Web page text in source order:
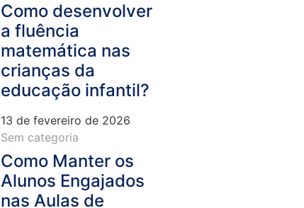
Como desenvolver
a fluência
matemática nas
crianças da
educação infantil?
13 de fevereiro de 2026
Sem categoria
Como Manter os
Alunos Engajados
nas Aulas de